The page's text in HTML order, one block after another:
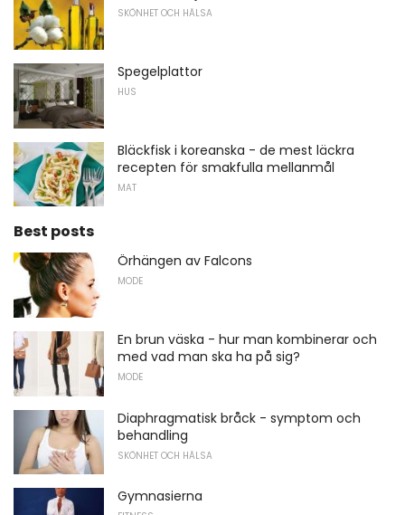
SKÖNHET OCH HÄLSA
Spegelplattor
HUS
Bläckfisk i koreanska - de mest läckra
recepten för smakfulla mellanmål
MAT
Best posts
Örhängen av Falcons
MODE
En brun väska - hur man kombinerar och
med vad man ska ha på sig?
MODE
Diaphragmatisk bråck - symptom och
behandling
SKÖNHET OCH HÄLSA
Gymnasierna